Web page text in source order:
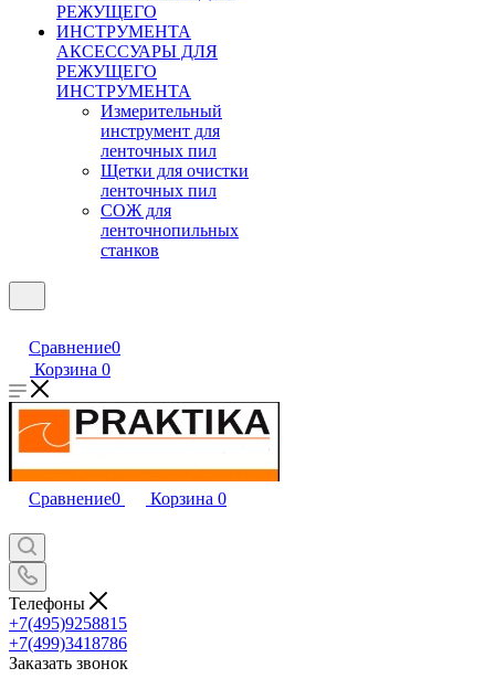
АКСЕССУАРЫ ДЛЯ
РЕЖУЩЕГО
ИНСТРУМЕНТА
Измерительный
инструмент для
ленточных пил
Щетки для очистки
ленточных пил
СОЖ для
ленточнопильных
станков
Сравнение0
Корзина 0
Сравнение0 Корзина 0
Телефоны
+7(495)9258815
+7(499)3418786
Заказать звонок